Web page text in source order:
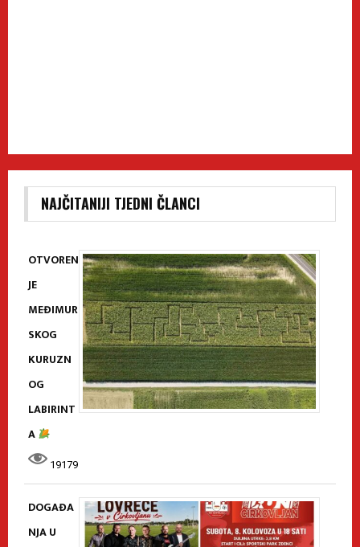
NAJČITANIJI TJEDNI ČLANCI
OTVOREN
JE
MEĐIMUR
SKOG
KURUZN
OG
LABIRINT
A
19179
DOGAĐA
NJA U